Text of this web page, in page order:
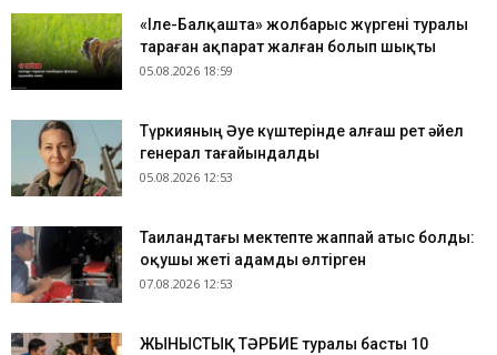
«Іле-Балқашта» жолбарыс жүргені туралы
тараған ақпарат жалған болып шықты
05.08.2026 18:59
Түркияның Әуе күштерінде алғаш рет әйел
генерал тағайындалды
05.08.2026 12:53
Таиландтағы мектепте жаппай атыс болды:
оқушы жеті адамды өлтірген
07.08.2026 12:53
ЖЫНЫСТЫҚ ТӘРБИЕ туралы басты 10